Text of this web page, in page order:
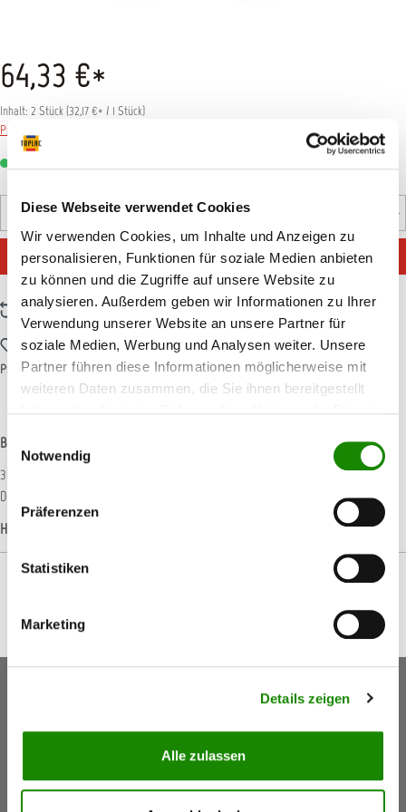
Diese Webseite verwendet Cookies
Wir verwenden Cookies, um Inhalte und Anzeigen zu
personalisieren, Funktionen für soziale Medien anbieten
zu können und die Zugriffe auf unsere Website zu
analysieren. Außerdem geben wir Informationen zu Ihrer
Verwendung unserer Website an unsere Partner für
soziale Medien, Werbung und Analysen weiter. Unsere
Partner führen diese Informationen möglicherweise mit
weiteren Daten zusammen, die Sie ihnen bereitgestellt
Notwendig
Präferenzen
Statistiken
Marketing
Details zeigen
Alle zulassen
64,33 €*
Inhalt: 2 Stück(32,17 €* / 1 Stück)
Preise inkl. MwSt. zzgl. Versandkosten
Produkt Anzahl: Gib den gewünschten Wert ein oder
IN DEN WARENKORB
Zum Vergleich hinzufügen
Zum Merkzettel hinzufügen
Produktnummer:T017729
Beschreibung
3M Secure Click Kombinationsfilter D8095, A2P3 R R die 3M Kombinationsfilter
D8095, A2P3 dienen zum Schutz vor organischen G…
Hersteller-Informationen
Keine Aktionen, Angebote & Informationen mehr
5,50 €(Inkl. Mwst.)Gutschein